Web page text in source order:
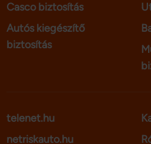
Casco biztosítás
Autós kiegészítő
biztosítás
telenet.hu
netriskauto.hu